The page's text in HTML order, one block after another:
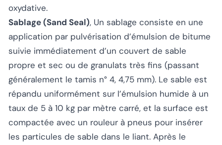
oxydative.
Sablage (Sand Seal), Un sablage consiste en une
application par pulvérisation d’émulsion de bitume
suivie immédiatement d’un couvert de sable
propre et sec ou de granulats très fins (passant
généralement le tamis n° 4, 4,75 mm). Le sable est
répandu uniformément sur l’émulsion humide à un
taux de 5 à 10 kg par mètre carré, et la surface est
compactée avec un rouleur à pneus pour insérer
les particules de sable dans le liant. Après le